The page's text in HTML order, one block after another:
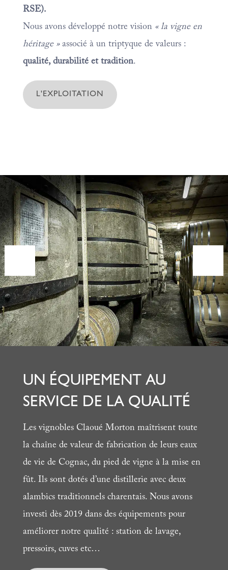
RSE).
Nous avons développé notre vision « la vigne en
héritage »associé à un triptyque de valeurs :
qualité, durabilité et tradition.
L'EXPLOITATION
UN ÉQUIPEMENT AU
SERVICE DE LA QUALITÉ
Les vignobles Claoué Morton maîtrisent toute
la chaîne de valeur de fabrication de leurs eaux
de vie de Cognac, du pied de vigne à la mise en
fût. Ils sont dotés d’une distillerie avec deux
alambics traditionnels charentais. Nous avons
investi dès 2019 dans des équipements pour
améliorer notre qualité : station de lavage,
pressoirs, cuves etc…